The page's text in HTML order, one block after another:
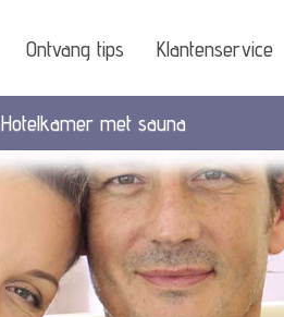
Ontvang tips Klantenservice
Hotelkamer met sauna